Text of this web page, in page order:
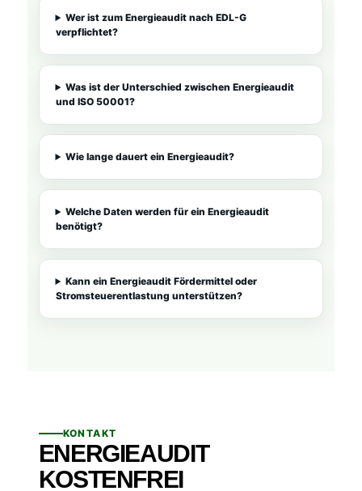
Wer ist zum Energieaudit nach EDL-G
verpflichtet?
Was ist der Unterschied zwischen Energieaudit
und ISO 50001?
Wie lange dauert ein Energieaudit?
Welche Daten werden für ein Energieaudit
benötigt?
Kann ein Energieaudit Fördermittel oder
Stromsteuerentlastung unterstützen?
KONTAKT
ENERGIEAUDIT
KOSTENFREI